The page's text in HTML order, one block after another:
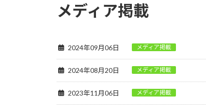
メディア掲載
2024年09月06日 メディア掲載
2024年08月20日 メディア掲載
2023年11月06日 メディア掲載